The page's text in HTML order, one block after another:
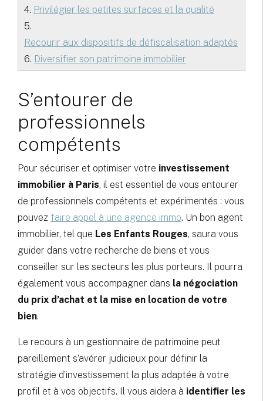
4. Privilégier les petites surfaces et la qualité
5.
Recourir aux dispositifs de défiscalisation adaptés
6. Diversifier son patrimoine immobilier
S’entourer de
professionnels
compétents
Pour sécuriser et optimiser votre investissement
immobilier à Paris, il est essentiel de vous entourer
de professionnels compétents et expérimentés : vous
pouvez faire appel à une agence immo. Un bon agent
immobilier, tel que Les Enfants Rouges, saura vous
guider dans votre recherche de biens et vous
conseiller sur les secteurs les plus porteurs. Il pourra
également vous accompagner dans la négociation
du prix d’achat et la mise en location de votre
bien.
Le recours à un gestionnaire de patrimoine peut
pareillement s’avérer judicieux pour définir la
stratégie d’investissement la plus adaptée à votre
profil et à vos objectifs. Il vous aidera à identifier les